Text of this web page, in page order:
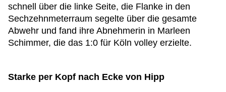
schnell über die linke Seite, die Flanke in den
Sechzehnmeterraum segelte über die gesamte
Abwehr und fand ihre Abnehmerin in Marleen
Schimmer, die das 1:0 für Köln volley erzielte.
Starke per Kopf nach Ecke von Hipp